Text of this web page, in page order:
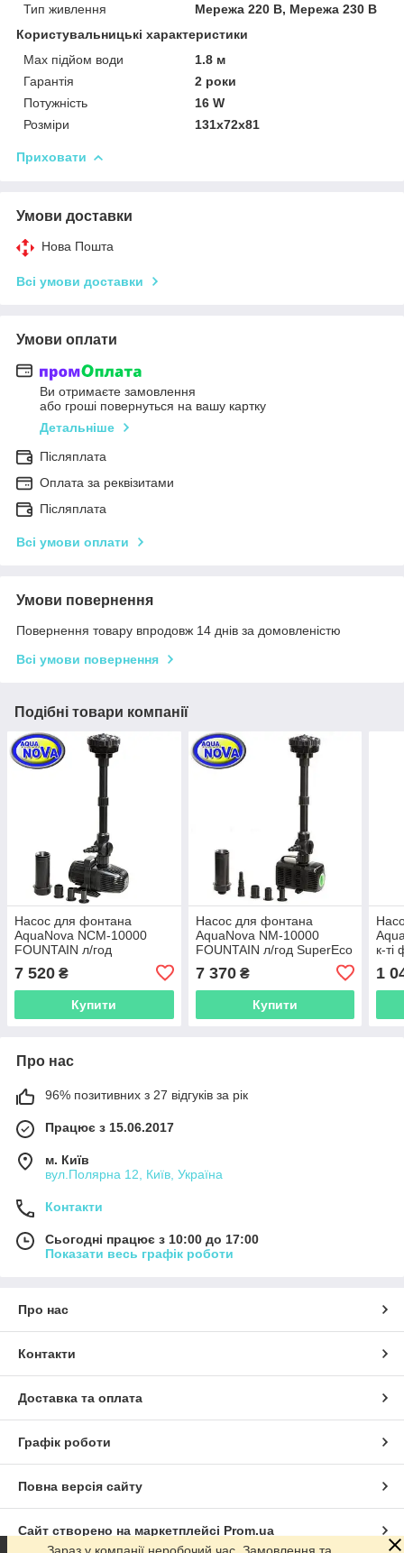
Тип живлення
Мережа 220 В, Мережа 230 В
Користувальницькі характеристики
Max підйом води
1.8 м
Гарантія
2 роки
Потужність
16 W
Розміри
131х72х81
Приховати
Умови доставки
Нова Пошта
Всі умови доставки
Умови оплати
Ви отримаєте замовлення
або гроші повернуться на вашу картку
Детальніше
Післяплата
Оплата за реквізитами
Післяплата
Всі умови оплати
Умови повернення
Повернення товару впродовж 14 днів за домовленістю
Всі умови повернення
Подібні товари компанії
Насос для фонтана
AquaNova NCM-10000
FOUNTAIN л/год
7 520 ₴
Купити
Насос для фонтана
AquaNova NM-10000
FOUNTAIN л/год SuperEco
7 370₴
Купити
к-ті
1
Про нас
96% позитивних з 27 відгуків за рік
Працює з 15.06.2017
м. Київ
вул.Полярна 12, Київ, Україна
Контакти
Сьогодні працює з 10:00 до 17:00
Показати весь графік роботи
Про нас
Контакти
Доставка та оплата
Графік роботи
Повна версія сайту
Сайт створено на маркетплейсі Prom.ua